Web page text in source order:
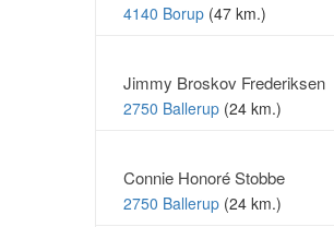
4140 Borup (47 km.)
Jimmy Broskov Frederiksen
2750 Ballerup (24 km.)
Connie Honoré Stobbe
2750 Ballerup (24 km.)